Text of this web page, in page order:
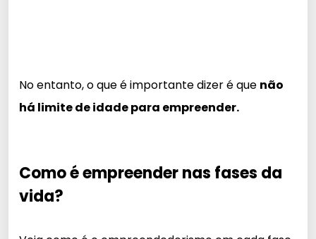
No entanto, o que é importante dizer é que não
há limite de idade para empreender.
Como é empreender nas fases da
vida?